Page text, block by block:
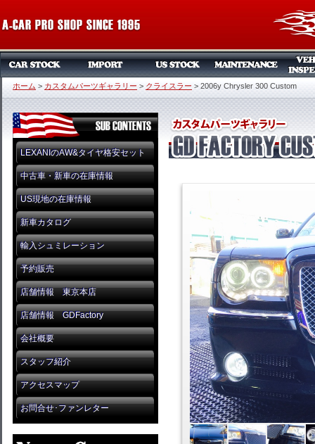
ホーム > カスタムパーツギャラリー > クライスラー > 2006y Chrysler 300 Custom
LEXANIのAW&タイヤ格安セット
中古車・新車の在庫情報
US現地の在庫情報
新車カタログ
輸入シュミレーション
予約販売
店舗情報 東京本店
店舗情報 GDFactory
会社概要
スタッフ紹介
アクセスマップ
お問合せ･ファンレター